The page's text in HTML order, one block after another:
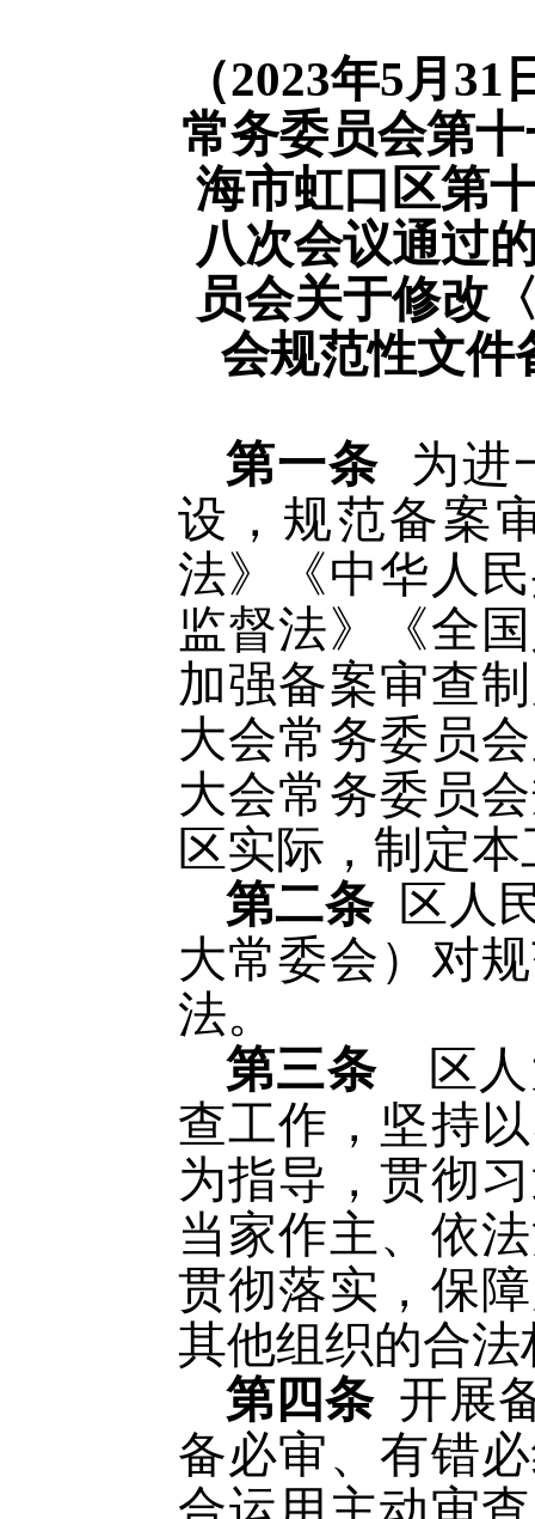
（2023年5月31
常务委员会第
海市虹口区第
八次会议通过
员会关于修改
会规范性文件
第一条
为进
设，规范备案
法》《中华人
监督法》《全
加强备案审查
大会常务委员
大会常务委员
区实际，制定
第二条 区人
大常委会）对
法。
第三条 区人
查工作，坚持
为指导，贯彻
当家作主、依
贯彻落实，保
其他组织的合
第四条 开展
备必审、有错